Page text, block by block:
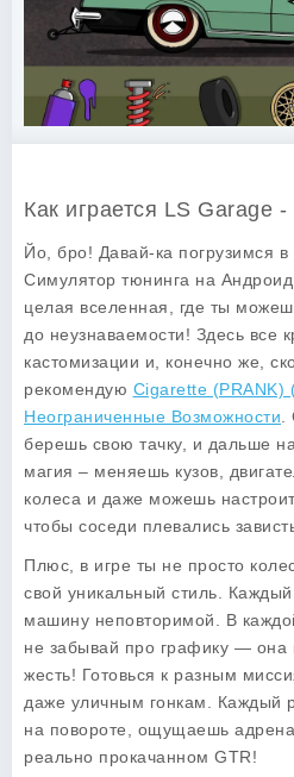
Как играется LS Garage
Йо, бро! Давай-ка погрузимся
Симулятор тюнинга на
целая вселенная, где ты
до неузнаваемости! Здесь все
кастомизации и, конечно же,
рекомендую Cigarette (PRANK)
Неограниченные Возможности
берешь свою тачку, и дальше
магия – меняешь кузов,
колеса и даже можешь
чтобы соседи плевались
Плюс, в игре ты не просто
свой уникальный стиль.
машину неповторимой. В
не забывай про графику — она
жесть! Готовься к разным
даже уличным гонкам. Каждый
на повороте, ощущаешь
реально прокачанном GTR!